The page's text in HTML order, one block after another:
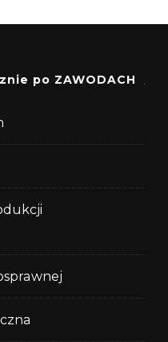
po ZAWODACH